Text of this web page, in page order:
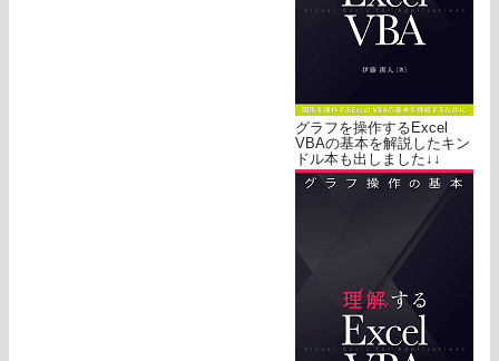
グラフを操作するExcel
VBAの基本を解説したキン
ドル本も出しました↓↓